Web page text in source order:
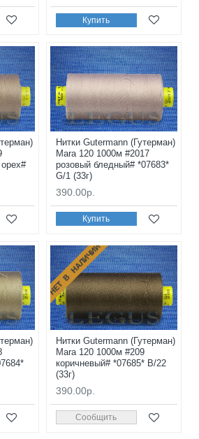
Купить
Нитки Gutermann (Гутерман)
Mara 120 1000м #2017
розовый бледный# *07683*
G/1 (33г)
390.00р.
Купить
НЕТ В НАЛИЧИИ
Нитки Gutermann (Гутерман)
Mara 120 1000м #209
коричневый# *07685* B/22
(33г)
390.00р.
Сообщить